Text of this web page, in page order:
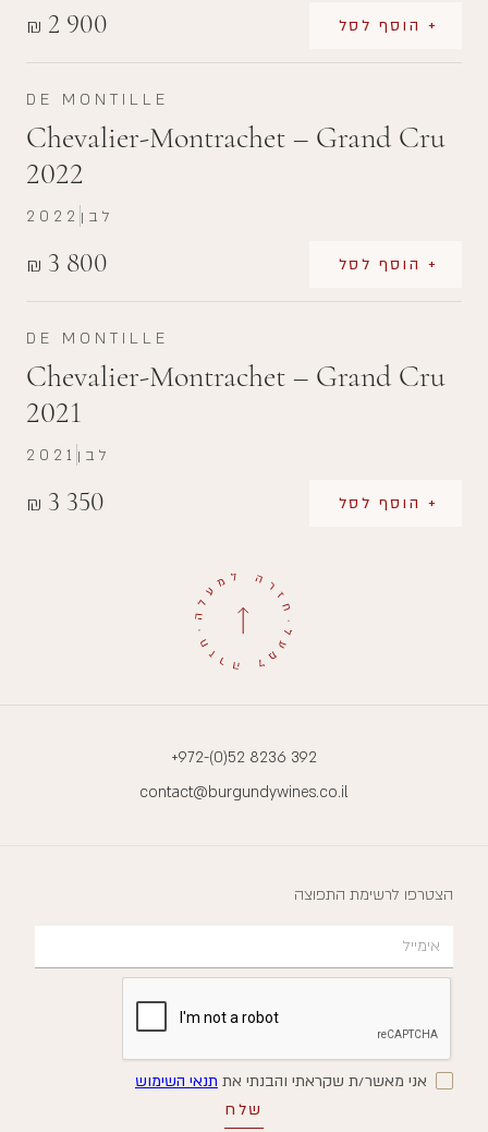
₪ 2 900 + הוסף לסל
DE MONTILLE
Chevalier-Montrachet – Grand Cru
2022
₪ 3 800 + הוסף לסל
2022 לבן
DE MONTILLE
Chevalier-Montrachet – Grand Cru
2021
₪ 3 350 + הוסף לסל
2021 לבן
+972-(0)52 8236 392
contact@burgundywines.co.il
הצטרפו לרשימת התפוצה
אני מאשר/ת שקראתי והבנתי את תנאי השימוש